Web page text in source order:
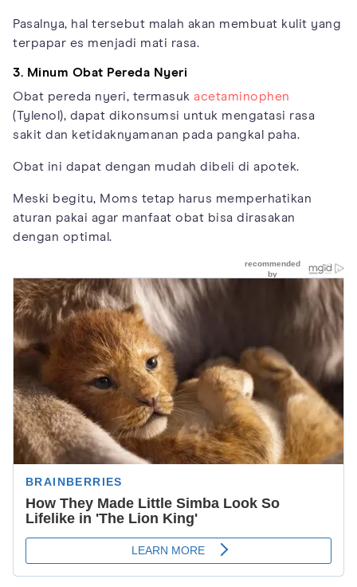
Pasalnya, hal tersebut malah akan membuat kulit yang
terpapar es menjadi mati rasa.
3. Minum Obat Pereda Nyeri
Obat pereda nyeri, termasuk acetaminophen
(Tylenol), dapat dikonsumsi untuk mengatasi rasa
sakit dan ketidaknyamanan pada pangkal paha.
Obat ini dapat dengan mudah dibeli di apotek.
Meski begitu, Moms tetap harus memperhatikan
aturan pakai agar manfaat obat bisa dirasakan
dengan optimal.